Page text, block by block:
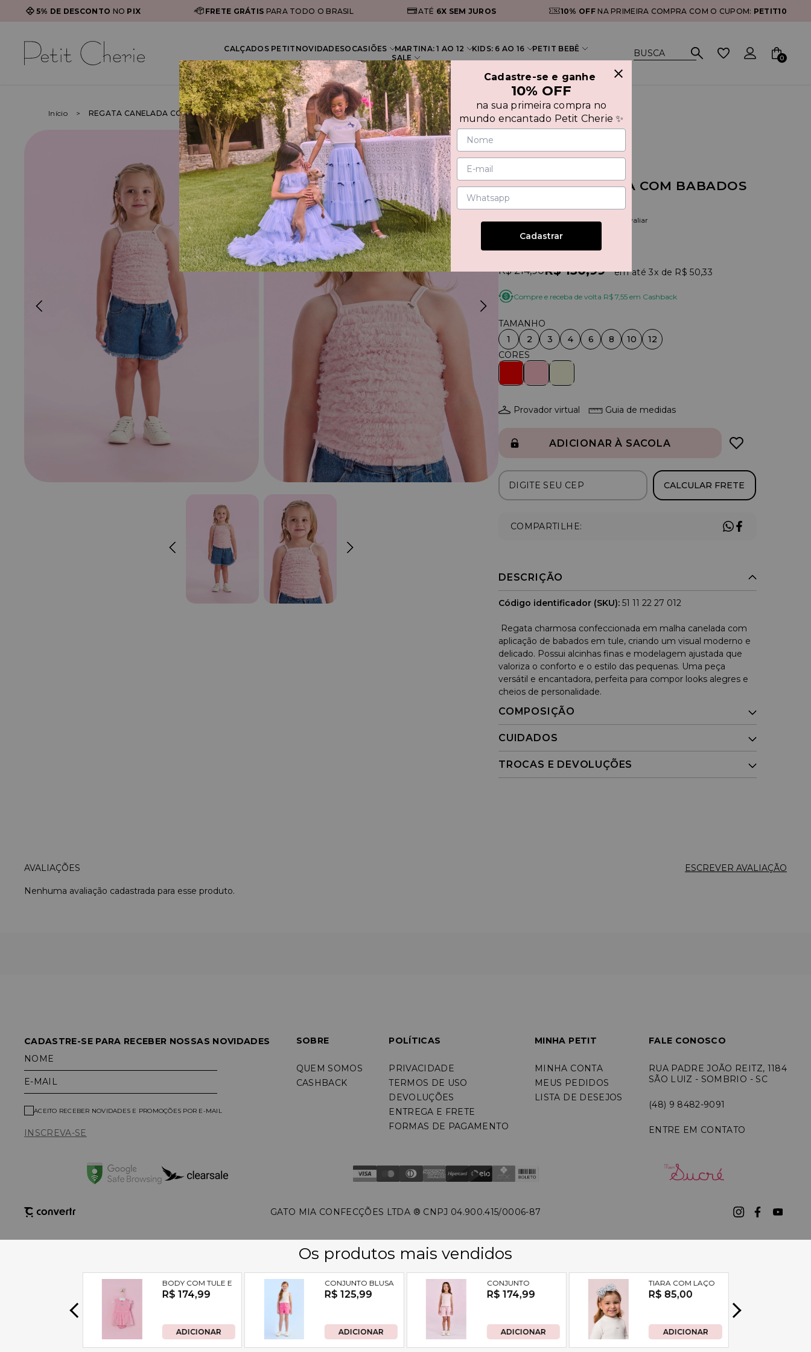
5% DE DESCONTO NO PIX FRETE GRÁTIS PARA TODO O BRASIL ATÉ 6X SEM JUROS 10% OFFNA PRIMEIRA COMPRA COM O CUPOM: PETIT10
CALÇADOS PETIT NOVIDADESOCASIÕES MARTINA: 1 AO 12 KIDS: 6 AO 16
PETIT BEBÊ
SALE
0
Início REGATA CANELADA COM BABADOS DE TULE
REGATA CANELADA COM BABADOS
DE TULE
(0) Seja o primeiro a avaliar
R$ 214,90R$ 150,99 3x R$ 50,33
Compre e receba de volta R$ 7,55 em Cashback
1 2 3 4 6 8 10 12
Provador virtual Guia de medidas
ADICIONAR À SACOLA
CALCULAR FRETE
COMPARTILHE:
DESCRIÇÃO
Código identificador (SKU): 51 11 22 27 012
Regata charmosa confeccionada em malha canelada com
aplicação de babados em tule, criando um visual moderno e
delicado. Possui alcinhas finas e modelagem ajustada que
valoriza o conforto e o estilo das pequenas. Uma peça
versátil e encantadora, perfeita para compor looks alegres e
cheios de personalidade.
COMPOSIÇÃO
CUIDADOS
TROCAS E DEVOLUÇÕES
ESCREVER AVALIAÇÃO
Nenhuma avaliação cadastrada para esse produto.
CADASTRE-SE PARA RECEBER NOSSAS NOVIDADES
NOME
E-MAIL
INSCREVA-SE
ACEITO RECEBER NOVIDADES E PROMOÇÕES POR E-MAIL
SOBRE
QUEM SOMOS
CASHBACK
POLÍTICAS
PRIVACIDADE
TERMOS DE USO
DEVOLUÇÕES
ENTREGA E FRETE
FORMAS DE PAGAMENTO
MINHA PETIT
MINHA CONTA
MEUS PEDIDOS
LISTA DE DESEJOS
FALE CONOSCO
RUA PADRE JOÃO REITZ, 1184
SÃO LUIZ - SOMBRIO - SC
(48) 9 8482-9091
ENTRE EM CONTATO
GATO MIA CONFECÇÕES LTDA ®️ CNPJ 04.900.415/0006-87
Cadastre-se e ganhe
10% OFF
na sua primeira compra no
mundo encantado Petit Cherie ✨
Cadastrar